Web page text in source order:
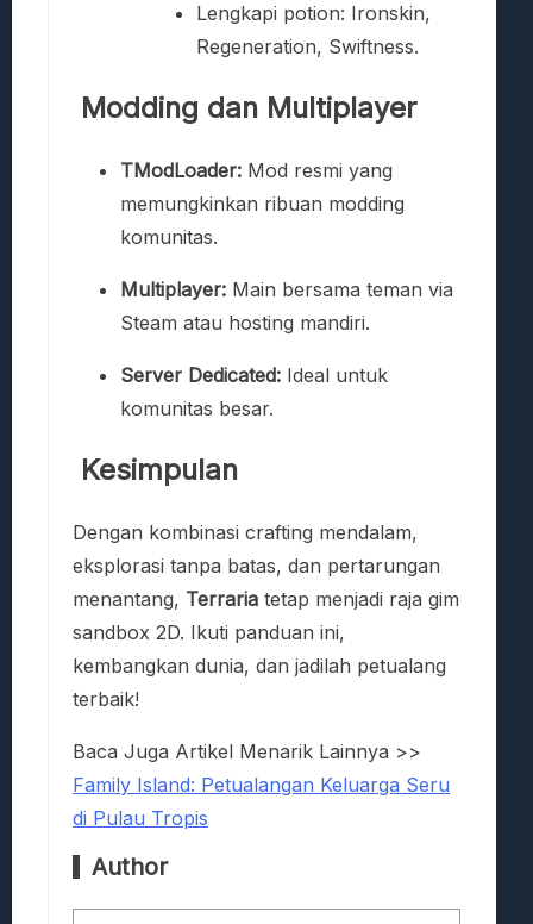
Lengkapi potion: Ironskin,
Regeneration, Swiftness.
Modding dan Multiplayer
TModLoader: Mod resmi yang
memungkinkan ribuan modding
komunitas.
Multiplayer: Main bersama teman via
Steam atau hosting mandiri.
Server Dedicated: Ideal untuk
komunitas besar.
Kesimpulan
Dengan kombinasi crafting mendalam,
eksplorasi tanpa batas, dan pertarungan
menantang, Terraria tetap menjadi raja gim
sandbox 2D. Ikuti panduan ini,
kembangkan dunia, dan jadilah petualang
terbaik!
Baca Juga Artikel Menarik Lainnya >>
Family Island: Petualangan Keluarga Seru
di Pulau Tropis
Author